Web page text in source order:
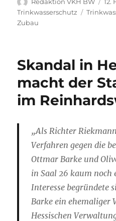
am
Trinkwasserschutz
Zubau
Skandal in
macht der
im
„Als Richter
Verfahren gegen die
Ottmar Barke und
in Saal 26 kaum noch
Interesse begründete
Barke ein ehemaliger
Hessischen